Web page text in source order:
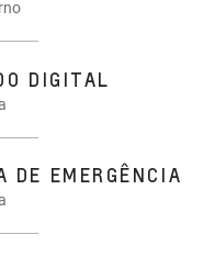
DIGITAL
DE EMERGÊNCIA